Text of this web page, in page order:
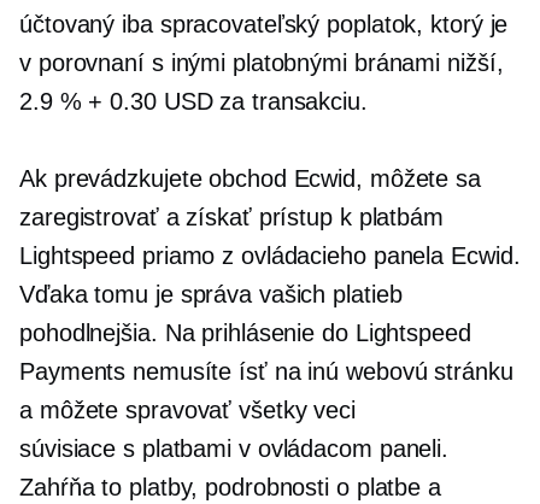
účtovaný iba spracovateľský poplatok, ktorý je
v porovnaní s inými platobnými bránami nižší,
2.9 % + 0.30 USD za transakciu.
Ak prevádzkujete obchod Ecwid, môžete sa
zaregistrovať a získať prístup k platbám
Lightspeed priamo z ovládacieho panela Ecwid.
Vďaka tomu je správa vašich platieb
pohodlnejšia. Na prihlásenie do Lightspeed
Payments nemusíte ísť na inú webovú stránku
a môžete spravovať všetky veci
súvisiace s platbami v ovládacom paneli.
Zahŕňa to platby, podrobnosti o platbe a